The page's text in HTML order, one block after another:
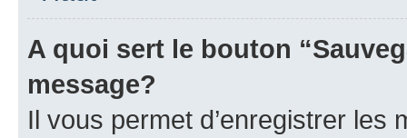
A quoi sert le bouton
message?
Il vous permet d’enregistrer